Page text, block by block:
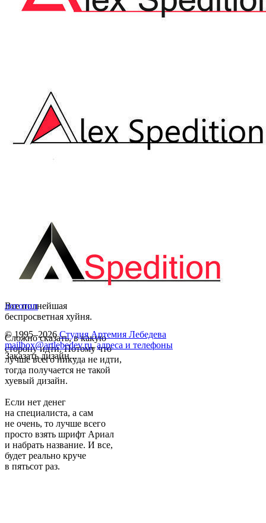
Все полнейшая
беспросветная хуйня.
Сложно сказать, в какую
сторону идти. Потому что
лучше всего никуда не идти,
тогда получается не такой
хуевый дизайн.
Если нет денег
на специалиста, а сам
не очень, то лучше всего
просто взять шрифт Ариал
и набрать название. И все,
будет реально круче
в пятьсот раз.
логотип
© 1995–2026 Студия Артемия Лебедева
mailbox@artlebedev.ru, адреса и телефоны
Заказать дизайн...